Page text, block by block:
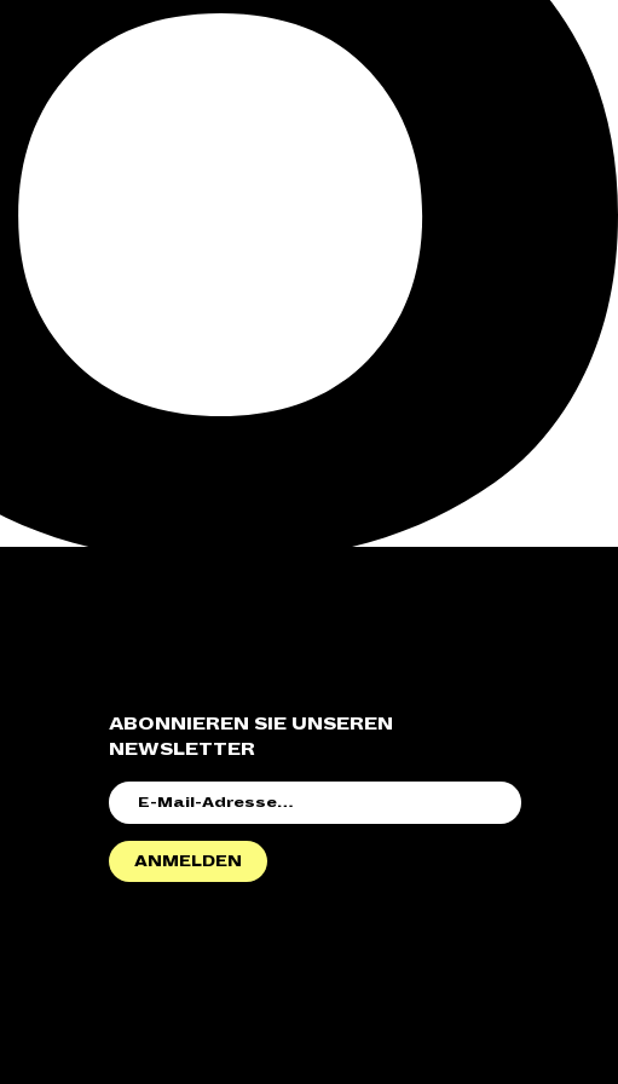
ABONNIEREN SIE UNSEREN
NEWSLETTER
MAIL-
ANMELDEN